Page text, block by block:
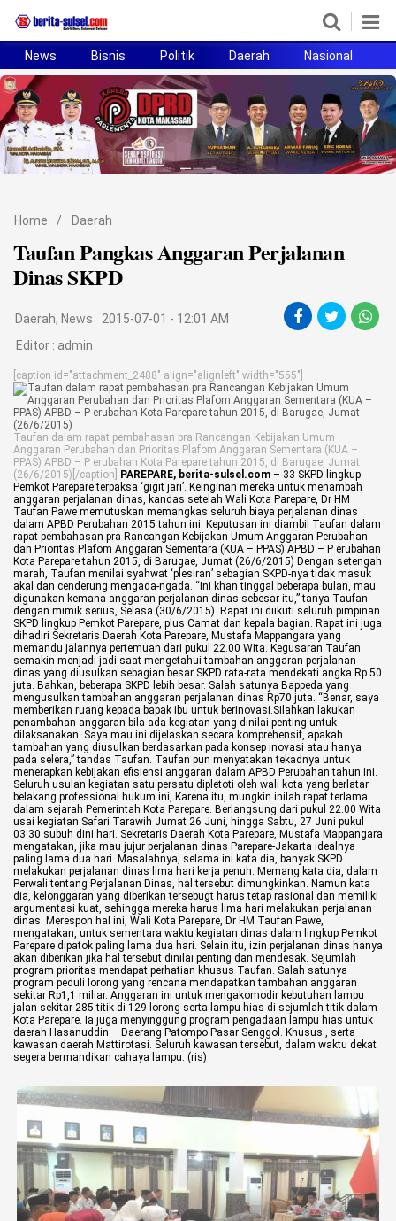
Home
News
Politik
Bisnis
Otomotif
Hukum
Life Style
Profil
Opini
Video
More
Disclaimer
©
Copyright
2026
berita-
sulsel.com
.
All
Right
Reserved
News Bisnis Politik Daerah Nasional
Home / Daerah
Taufan Pangkas Anggaran Perjalanan
Dinas SKPD
Daerah, News
2015-07-01 - 12:01 AM
Editor : admin
[caption id="attachment_2488" align="alignleft" width="555"]
Taufan dalam rapat pembahasan pra Rancangan Kebijakan Umum
Anggaran Perubahan dan Prioritas Plafom Anggaran Sementara (KUA –
PPAS) APBD – P erubahan Kota Parepare tahun 2015, di Barugae, Jumat
(26/6/2015)[/caption] PAREPARE, berita-sulsel.com – 33 SKPD lingkup
Pemkot Parepare terpaksa ‘gigit jari’. Keinginan mereka untuk menambah
anggaran perjalanan dinas, kandas setelah Wali Kota Parepare, Dr HM
Taufan Pawe memutuskan memangkas seluruh biaya perjalanan dinas
dalam APBD Perubahan 2015 tahun ini. Keputusan ini diambil Taufan dalam
rapat pembahasan pra Rancangan Kebijakan Umum Anggaran Perubahan
dan Prioritas Plafom Anggaran Sementara (KUA – PPAS) APBD – P erubahan
Kota Parepare tahun 2015, di Barugae, Jumat (26/6/2015) Dengan setengah
marah, Taufan menilai syahwat ‘plesiran’ sebagian SKPD-nya tidak masuk
akal dan cenderung mengada-ngada. “Ini khan tinggal beberapa bulan, mau
digunakan kemana anggaran perjalanan dinas sebesar itu,” tanya Taufan
dengan mimik serius, Selasa (30/6/2015). Rapat ini diikuti seluruh pimpinan
SKPD lingkup Pemkot Parepare, plus Camat dan kepala bagian. Rapat ini juga
dihadiri Sekretaris Daerah Kota Parepare, Mustafa Mappangara yang
memandu jalannya pertemuan dari pukul 22.00 Wita. Kegusaran Taufan
semakin menjadi-jadi saat mengetahui tambahan anggaran perjalanan
dinas yang diusulkan sebagian besar SKPD rata-rata mendekati angka Rp.50
juta. Bahkan, beberapa SKPD lebih besar. Salah satunya Bappeda yang
mengusulkan tambahan anggaran perjalanan dinas Rp70 juta. “Benar, saya
memberikan ruang kepada bapak ibu untuk berinovasi.Silahkan lakukan
penambahan anggaran bila ada kegiatan yang dinilai penting untuk
dilaksanakan. Saya mau ini dijelaskan secara komprehensif, apakah
tambahan yang diusulkan berdasarkan pada konsep inovasi atau hanya
pada selera,” tandas Taufan. Taufan pun menyatakan tekadnya untuk
menerapkan kebijakan efisiensi anggaran dalam APBD Perubahan tahun ini.
Seluruh usulan kegiatan satu persatu dipletoti oleh wali kota yang berlatar
belakang professional hukum ini, Karena itu, mungkin inilah rapat terlama
dalam sejarah Pemerintah Kota Parepare. Berlangsung dari pukul 22.00 Wita
usai kegiatan Safari Tarawih Jumat 26 Juni, hingga Sabtu, 27 Juni pukul
03.30 subuh dini hari. Sekretaris Daerah Kota Parepare, Mustafa Mappangara
mengatakan, jika mau jujur perjalanan dinas Parepare-Jakarta idealnya
paling lama dua hari. Masalahnya, selama ini kata dia, banyak SKPD
melakukan perjalanan dinas lima hari kerja penuh. Memang kata dia, dalam
Perwali tentang Perjalanan Dinas, hal tersebut dimungkinkan. Namun kata
dia, kelonggaran yang diberikan tersebugt harus tetap rasional dan memiliki
argumentasi kuat, sehingga mereka harus lima hari melakukan perjalanan
dinas. Merespon hal ini, Wali Kota Parepare, Dr HM Taufan Pawe,
mengatakan, untuk sementara waktu kegiatan dinas dalam lingkup Pemkot
Parepare dipatok paling lama dua hari. Selain itu, izin perjalanan dinas hanya
akan diberikan jika hal tersebut dinilai penting dan mendesak. Sejumlah
program prioritas mendapat perhatian khusus Taufan. Salah satunya
program peduli lorong yang rencana mendapatkan tambahan anggaran
sekitar Rp1,1 miliar. Anggaran ini untuk mengakomodir kebutuhan lampu
jalan sekitar 285 titik di 129 lorong serta lampu hias di sejumlah titik dalam
Kota Parepare. Ia juga menyinggung program pengadaan lampu hias untuk
daerah Hasanuddin – Daerang Patompo Pasar Senggol. Khusus , serta
kawasan daerah Mattirotasi. Seluruh kawasan tersebut, dalam waktu dekat
segera bermandikan cahaya lampu. (ris)